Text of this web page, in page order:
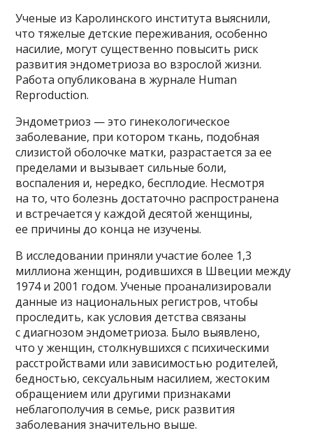
Ученые из Каролинского института выяснили,
что тяжелые детские переживания, особенно
насилие, могут существенно повысить риск
развития эндометриоза во взрослой жизни.
Работа опубликована в журнале Human
Reproduction.
Эндометриоз — это гинекологическое
заболевание, при котором ткань, подобная
слизистой оболочке матки, разрастается за ее
пределами и вызывает сильные боли,
воспаления и, нередко, бесплодие. Несмотря
на то, что болезнь достаточно распространена
и встречается у каждой десятой женщины,
ее причины до конца не изучены.
В исследовании приняли участие более 1,3
миллиона женщин, родившихся в Швеции между
1974 и 2001 годом. Ученые проанализировали
данные из национальных регистров, чтобы
проследить, как условия детства связаны
с диагнозом эндометриоза. Было выявлено,
что у женщин, столкнувшихся с психическими
расстройствами или зависимостью родителей,
бедностью, сексуальным насилием, жестоким
обращением или другими признаками
неблагополучия в семье, риск развития
заболевания значительно выше.